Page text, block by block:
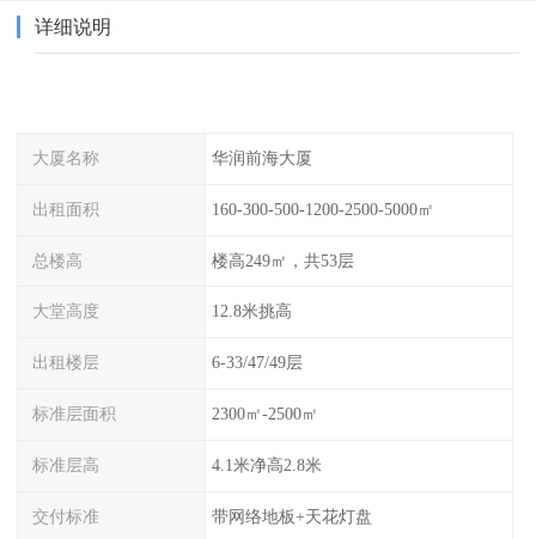
详细说明
大厦名称 华润前海大厦
出租面积 160-300-500-1200-2500-5000㎡
总楼高 楼高249㎡，共53层
大堂高度 12.8米挑高
出租楼层 6-33/47/49层
标准层面积 2300㎡-2500㎡
标准层高 4.1米净高2.8米
交付标准 带网络地板+天花灯盘